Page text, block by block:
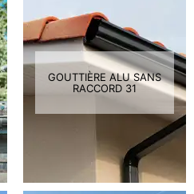
GOUTTIÈRE ALU SANS
RACCORD 31